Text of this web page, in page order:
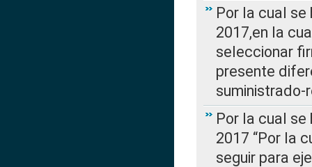
Por la cual se
2017,en la
seleccionar
presente
Por la cual se
2017 “Por la
seguir para